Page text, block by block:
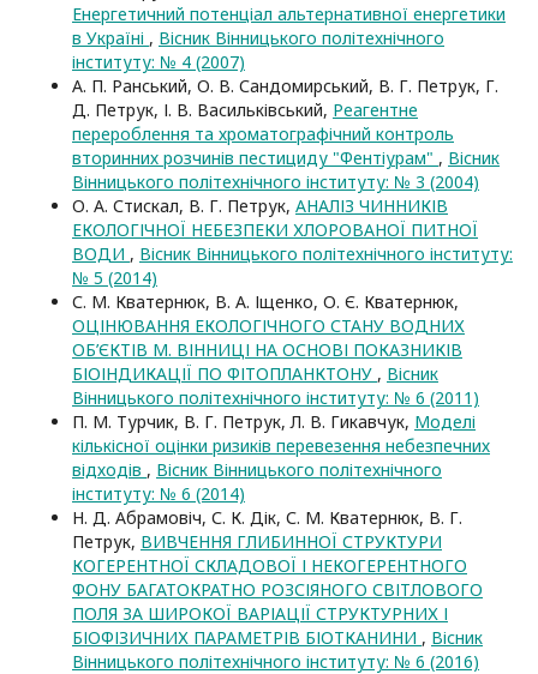
Енергетичний потенціал альтернативної енергетики
в Україні , Вісник Вінницького політехнічного
інституту: № 4 (2007)
А. П. Ранський, О. В. Сандомирський, В. Г. Петрук, Г.
Д. Петрук, І. В. Васильківський, Реагентне
перероблення та хроматографічний контроль
вторинних розчинів пестициду "Фентіурам" , Вісник
Вінницького політехнічного інституту: № 3 (2004)
О. А. Стискал, В. Г. Петрук, АНАЛІЗ ЧИННИКІВ
ЕКОЛОГІЧНОЇ НЕБЕЗПЕКИ ХЛОРОВАНОЇ ПИТНОЇ
ВОДИ , Вісник Вінницького політехнічного інституту:
№ 5 (2014)
С. М. Кватернюк, В. А. Іщенко, О. Є. Кватернюк,
ОЦІНЮВАННЯ ЕКОЛОГІЧНОГО СТАНУ ВОДНИХ
ОБ’ЄКТІВ М. ВІННИЦІ НА ОСНОВІ ПОКАЗНИКІВ
БІОІНДИКАЦІЇ ПО ФІТОПЛАНКТОНУ , Вісник
Вінницького політехнічного інституту: № 6 (2011)
П. М. Турчик, В. Г. Петрук, Л. В. Гикавчук, Моделі
кількісної оцінки ризиків перевезення небезпечних
відходів , Вісник Вінницького політехнічного
інституту: № 6 (2014)
Н. Д. Абрамовіч, С. К. Дік, С. М. Кватернюк, В. Г.
Петрук, ВИВЧЕННЯ ГЛИБИННОЇ СТРУКТУРИ
КОГЕРЕНТНОЇ СКЛАДОВОЇ І НЕКОГЕРЕНТНОГО
ФОНУ БАГАТОКРАТНО РОЗСІЯНОГО СВІТЛОВОГО
ПОЛЯ ЗА ШИРОКОЇ ВАРІАЦІЇ СТРУКТУРНИХ І
БІОФІЗИЧНИХ ПАРАМЕТРІВ БІОТКАНИНИ , Вісник
Вінницького політехнічного інституту: № 6 (2016)